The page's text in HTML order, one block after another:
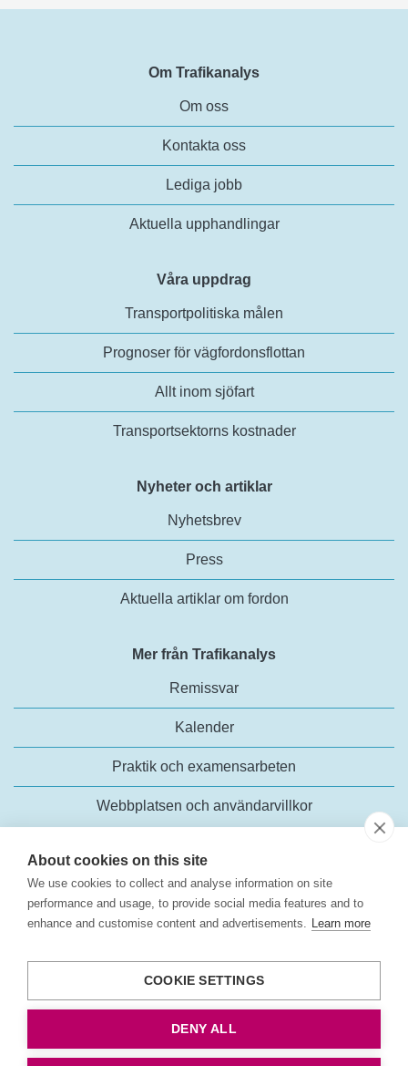
About cookies on this site
We use cookies to collect and analyse information on site
performance and usage, to provide social media features and to
enhance and customise content and advertisements. Learn more
COOKIE SETTINGS
DENY ALL
Om Trafikanalys
Om oss
Kontakta oss
Lediga jobb
Aktuella upphandlingar
Våra uppdrag
Transportpolitiska målen
Prognoser för vägfordonsflottan
Allt inom sjöfart
Transportsektorns kostnader
Nyheter och artiklar
Nyhetsbrev
Press
Aktuella artiklar om fordon
Mer från Trafikanalys
Remissvar
Kalender
Praktik och examensarbeten
Webbplatsen och användarvillkor
Rosenlundsgatan 54
118 63 Stockholm
+46 (0)10-414 42 00